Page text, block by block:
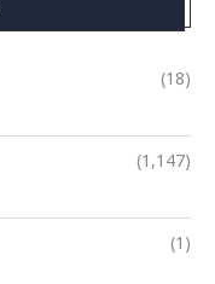
(18)
(1,147)
(1)